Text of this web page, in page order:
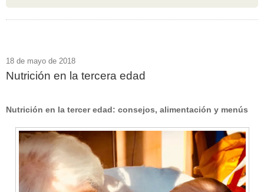
18 de mayo de 2018
Nutrición en la tercera edad
Nutrición en la tercer edad: consejos, alimentación y menús